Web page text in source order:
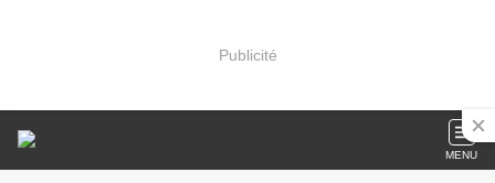
Publicité
MENU